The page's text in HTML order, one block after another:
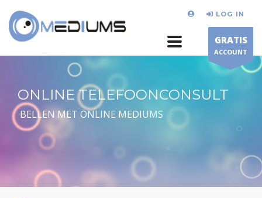
LOG IN
GRATIS
ACCOUNT
ONLINE TELEFOONCONSULT
BELLEN MET ONLINE MEDIUMS